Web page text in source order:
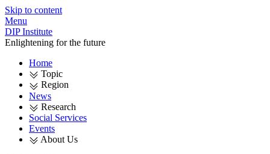
Skip to content
Menu
DIP Institute
Enlightening for the future
Home
Topic
Region
News
Research
Social Services
Events
About Us